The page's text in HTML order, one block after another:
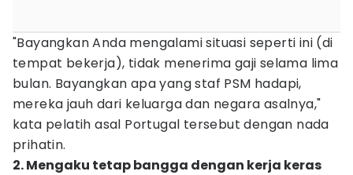
"Bayangkan Anda mengalami situasi seperti ini (di
tempat bekerja), tidak menerima gaji selama lima
bulan. Bayangkan apa yang staf PSM hadapi,
mereka jauh dari keluarga dan negara asalnya,"
kata pelatih asal Portugal tersebut dengan nada
prihatin.
2. Mengaku tetap bangga dengan kerja keras